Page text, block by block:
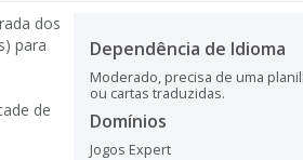
dos
para
de
Dependência de Idioma
Moderado, precisa de uma
ou cartas traduzidas.
Domínios
Jogos Expert